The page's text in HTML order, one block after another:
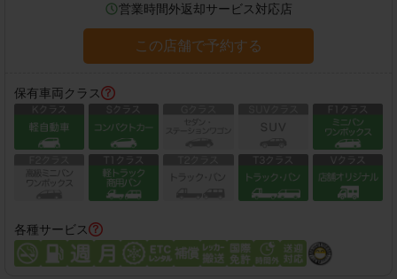
営業時間外返却サービス対応店
この店舗で予約する
保有車両クラス
各種サービス